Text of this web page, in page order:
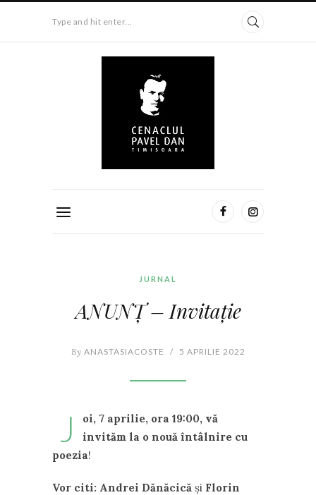
Type and hit enter...
JURNAL
ANUNȚ – Invitație
By ANASTASIACOSTE / 5 APRILIE 2022
J
oi, 7 aprilie, ora 19:00, vă
invităm la o nouă întâlnire cu
poezia!
Vor citi: Andrei Dănăcică și Florin